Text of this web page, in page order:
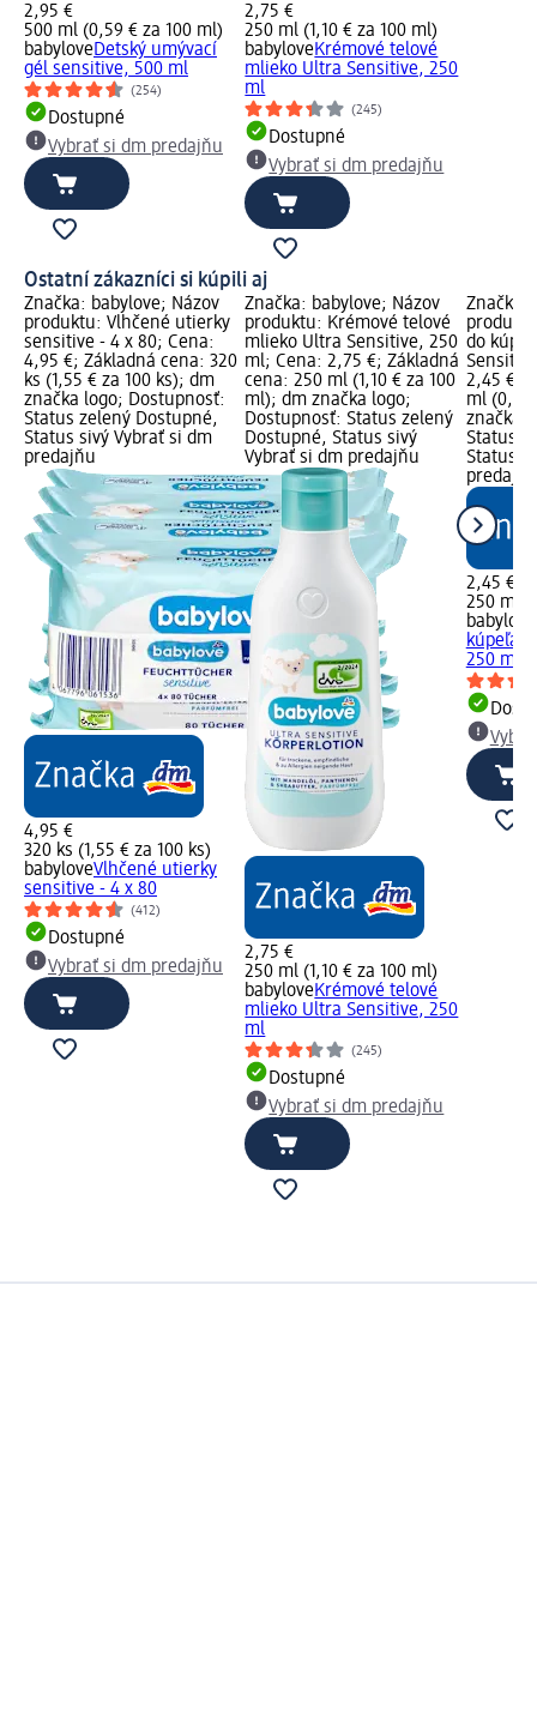
2,95 €
500 ml (0,59 € za 100 ml)
babyloveDetský umývací
gél sensitive, 500 ml
(254)
Dostupné
Vybrať si dm predajňu
2,75 €
250 ml (1,10 € za 100 ml)
babyloveKrémové telové
mlieko Ultra Sensitive, 250
ml
(245)
Dostupné
Vybrať si dm predajňu
Ostatní zákazníci si kúpili aj
Značka: babylove; Názov
produktu: Vlhčené utierky
sensitive - 4 x 80; Cena:
4,95 €; Základná cena: 320
ks (1,55 € za 100 ks); dm
značka logo; Dostupnosť:
Status zelený Dostupné,
Status sivý Vybrať si dm
predajňu
4,95 €
320 ks (1,55 € za 100 ks)
babyloveVlhčené utierky
sensitive - 4 x 80
(412)
Dostupné
Vybrať si dm predajňu
Značka: babylove; Názov
produktu: Krémové telové
mlieko Ultra Sensitive, 250
ml; Cena: 2,75 €; Základná
cena: 250 ml (1,10 € za 100
ml); dm značka logo;
Dostupnosť: Status zelený
Dostupné, Status sivý
Vybrať si dm predajňu
2,75 €
250 ml (1,10 € za 100 ml)
babyloveKrémové telové
mlieko Ultra Sensitive, 250
ml
(245)
Dostupné
Vybrať si dm predajňu
Značka:
do
2,45 €;
ml (0,98
značka
Status
Status
predajňu
2,45 €
250 ml
babylove
kúpeľa
250 ml